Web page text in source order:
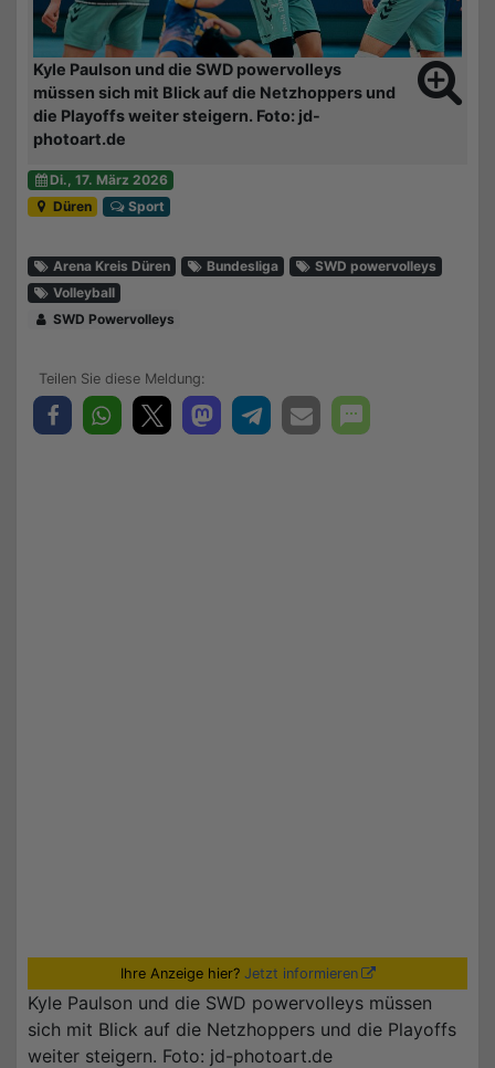
Kyle Paulson und die SWD powervolleys
müssen sich mit Blick auf die Netzhoppers und
die Playoffs weiter steigern. Foto: jd-
photoart.de
Di., 17. März 2026
Düren
Sport
Arena Kreis Düren Bundesliga
SWD powervolleys
Volleyball
SWD Powervolleys
Ihre Anzeige hier? Jetzt informieren
Kyle Paulson und die SWD powervolleys müssen
sich mit Blick auf die Netzhoppers und die Playoffs
weiter steigern. Foto: jd-photoart.de